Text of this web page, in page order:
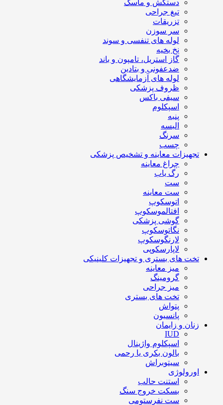
دستکش و ماسک
تیغ جراحی
تزریقات
سر سوزن
لوله های تنفسی و سوند
نخ بخیه
گاز استریل، تامپون و باند
ضدعفونی و بتادین
لوله های آزمایشگاهی
ظروف پزشکی
سیفی باکس
اسپکلوم
پنبه
البسه
سرنگ
چسب
تجهیزات معاینه و تشخیص پزشکی
چراغ معاینه
رگ یاب
ست
ست معاینه
اتوسکوپ
افتالموسکوپ
گوشی پزشکی
نگاتوسکوپ
لارنگوسکوپ
لاپارسکوپی
تخت های بستری و تجهیزات کلینیکی
میز معاینه
گرومینگ
میز جراحی
تخت های بستری
پتواش
پانسیون
زنان و زایمان
IUD
اسپکلوم واژینال
بالون بکری یا رحمی
سیتوبراش
اورولوژی
استنت حالب
بسکت خروج سنگ
ست نفرستومی